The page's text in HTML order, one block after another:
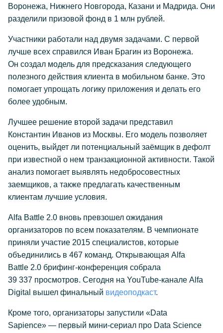
Воронежа, Нижнего Новгорода, Казани и Мадрида. Они
разделили призовой фонд в 1 млн рублей.
Участники работали над двумя задачами. С первой
лучше всех справился Иван Брагин из Воронежа.
Он создал модель для предсказания следующего
полезного действия клиента в мобильном банке. Это
помогает упрощать логику приложения и делать его
более удобным.
Лучшее решение второй задачи представил
Константин Иванов из Москвы. Его модель позволяет
оценить, выйдет ли потенциальный заёмщик в дефолт
при известной о нем транзакционной активности. Такой
анализ помогает выявлять недобросовестных
заемщиков, а также предлагать качественным
клиентам лучшие условия.
Alfa Battle 2.0 вновь превзошел ожидания
организаторов по всем показателям. В чемпионате
приняли участие 2015 специалистов, которые
объединились в 467 команд. Открывающая Alfa
Battle 2.0 брифинг-конференция собрала
39 337 просмотров. Сегодня на YouTube-канале Alfa
Digital вышел финальный видеоподкаст.
Кроме того, организаторы запустили «Data
Sapience» — первый мини-сериал про Data Science